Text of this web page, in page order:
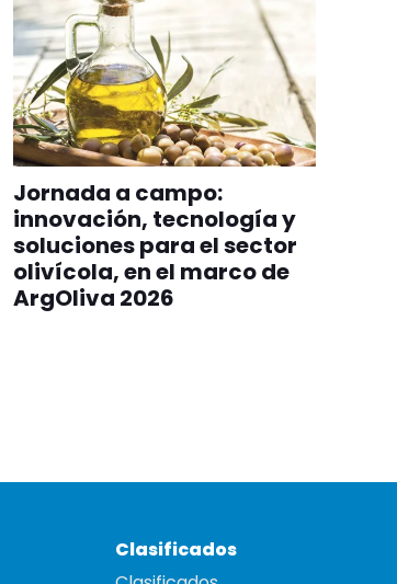
Jornada a campo:
innovación, tecnología y
soluciones para el sector
olivícola, en el marco de
ArgOliva 2026
Clasificados